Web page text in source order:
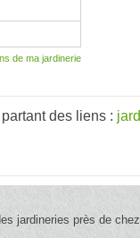
de ma jardinerie
des liens :
jardineries près de